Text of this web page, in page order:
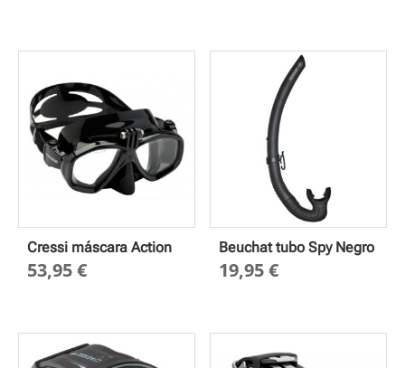
era:
189,00 €.
es:
Cressi máscara Action
53,95€
Beuchat tubo Spy Negro
19,95€